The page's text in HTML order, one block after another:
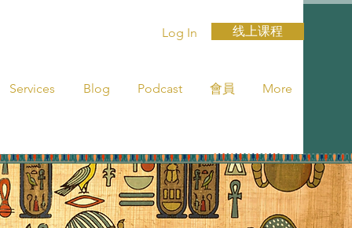
Log In 线上课程
Services Blog Podcast 會員 More